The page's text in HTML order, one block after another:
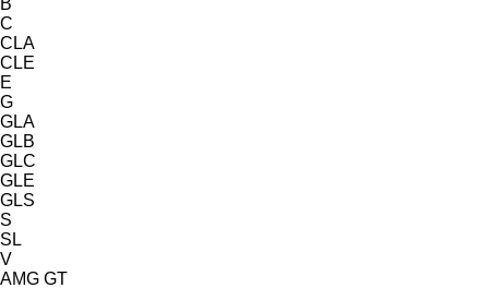
B
C
CLA
CLE
E
G
GLA
GLB
GLC
GLE
GLS
S
SL
V
AMG GT